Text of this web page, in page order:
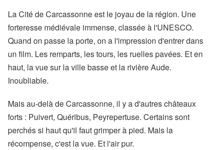
La Cité de Carcassonne est le joyau de la région. Une
forteresse médiévale immense, classée à l'UNESCO.
Quand on passe la porte, on a l'impression d'entrer dans
un film. Les remparts, les tours, les ruelles pavées. Et en
haut, la vue sur la ville basse et la rivière Aude.
Inoubliable.
Mais au-delà de Carcassonne, il y a d'autres châteaux
forts : Puivert, Quéribus, Peyrepertuse. Certains sont
perchés si haut qu'il faut grimper à pied. Mais la
récompense, c'est la vue. Et l'air pur.